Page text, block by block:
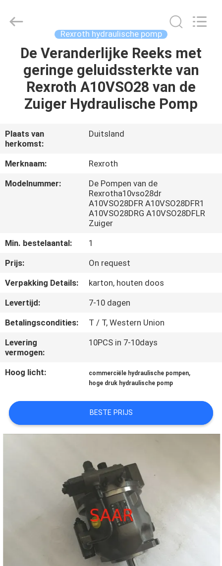
HUIS
PRODUCTEN
ONGEVEER
ONS
FABRIEKSREIS
KWALITEITSCONTROLE
CONTACTEER
ONS
VERZOEK
CITAAT
SITEMAP
PRIVACY
Electronic
Limited.
Rexroth hydraulische pomp
De Veranderlijke Reeks met
geringe geluidssterkte van
Rexroth A10VSO28 van de
Zuiger Hydraulische Pomp
Plaats van
herkomst:
Duitsland
Merknaam:
Rexroth
Modelnummer:
De Pompen van de
Rexrotha10vso28dr
A10VSO28DFR A10VSO28DFR1
A10VSO28DRG A10VSO28DFLR
Zuiger
Min. bestelaantal:
1
Prijs:
On request
Verpakking Details:
karton, houten doos
Levertijd:
7-10 dagen
Betalingscondities:
T / T, Western Union
Levering
vermogen:
10PCS in 7-10days
Hoog licht: commerciële hydraulische pompen,
hoge druk hydraulische pomp
BESTE PRIJS